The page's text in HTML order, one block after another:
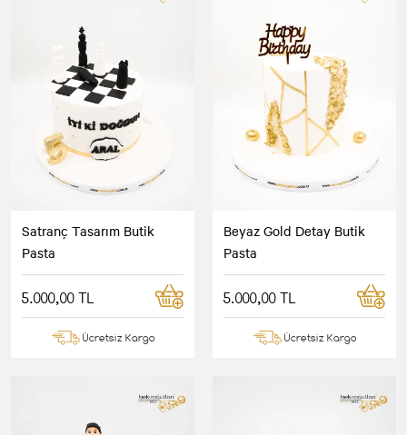
Satranç Tasarım Butik
Pasta
5.000,00 TL
Ücretsiz Kargo
Beyaz Gold Detay Butik
Pasta
5.000,00 TL
Ücretsiz Kargo